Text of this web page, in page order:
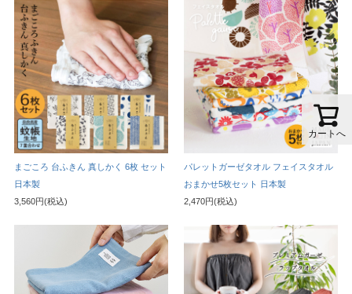
まごころ 台ふきん 真しかく 6枚 セット
日本製
3,560円(税込)
パレットガーゼタオル フェイスタオル
おまかせ5枚セット 日本製
2,470円(税込)
カートへ